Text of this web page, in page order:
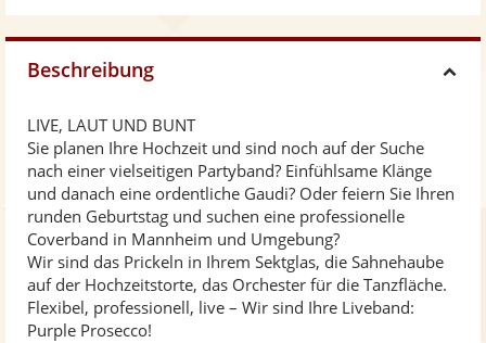
Beschreibung
LIVE, LAUT UND BUNT
Sie planen Ihre Hochzeit und sind noch auf der Suche
nach einer vielseitigen Partyband? Einfühlsame Klänge
und danach eine ordentliche Gaudi? Oder feiern Sie Ihren
runden Geburtstag und suchen eine professionelle
Coverband in Mannheim und Umgebung?
Wir sind das Prickeln in Ihrem Sektglas, die Sahnehaube
auf der Hochzeitstorte, das Orchester für die Tanzfläche.
Flexibel, professionell, live – Wir sind Ihre Liveband:
Purple Prosecco!